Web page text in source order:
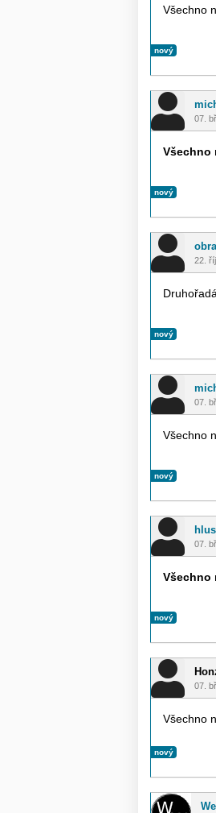
Všechno
nový
07.
Všechno
nový
22.
nový
07.
Všechno
nový
07.
Všechno
nový
07.
Všechno
nový